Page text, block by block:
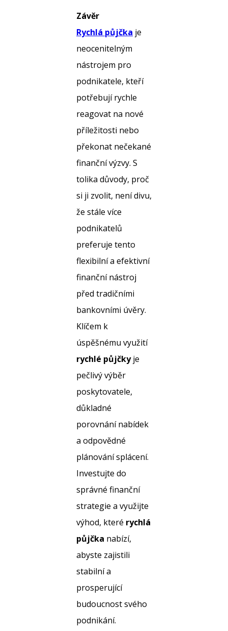
Závěr
Rychlá půjčka je
neocenitelným
nástrojem pro
podnikatele, kteří
potřebují rychle
reagovat na nové
příležitosti nebo
překonat nečekané
finanční výzvy. S
tolika důvody, proč
si ji zvolit, není divu,
že stále více
podnikatelů
preferuje tento
flexibilní a efektivní
finanční nástroj
před tradičními
bankovními úvěry.
Klíčem k
úspěšnému využití
rychlé půjčkyje
pečlivý výběr
poskytovatele,
důkladné
porovnání nabídek
a odpovědné
plánování splácení.
Investujte do
správné finanční
strategie a využijte
výhod, které rychlá
půjčka nabízí,
abyste zajistili
stabilní a
prosperující
budoucnost svého
podnikání.